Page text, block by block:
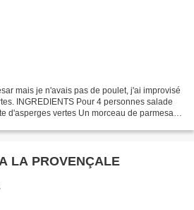
mais je n'avais pas de poulet, j'ai improvisé
INGREDIENTS Pour 4 personnes salade
d'asperges vertes Un morceau de parmesan
LA PROVENÇALE